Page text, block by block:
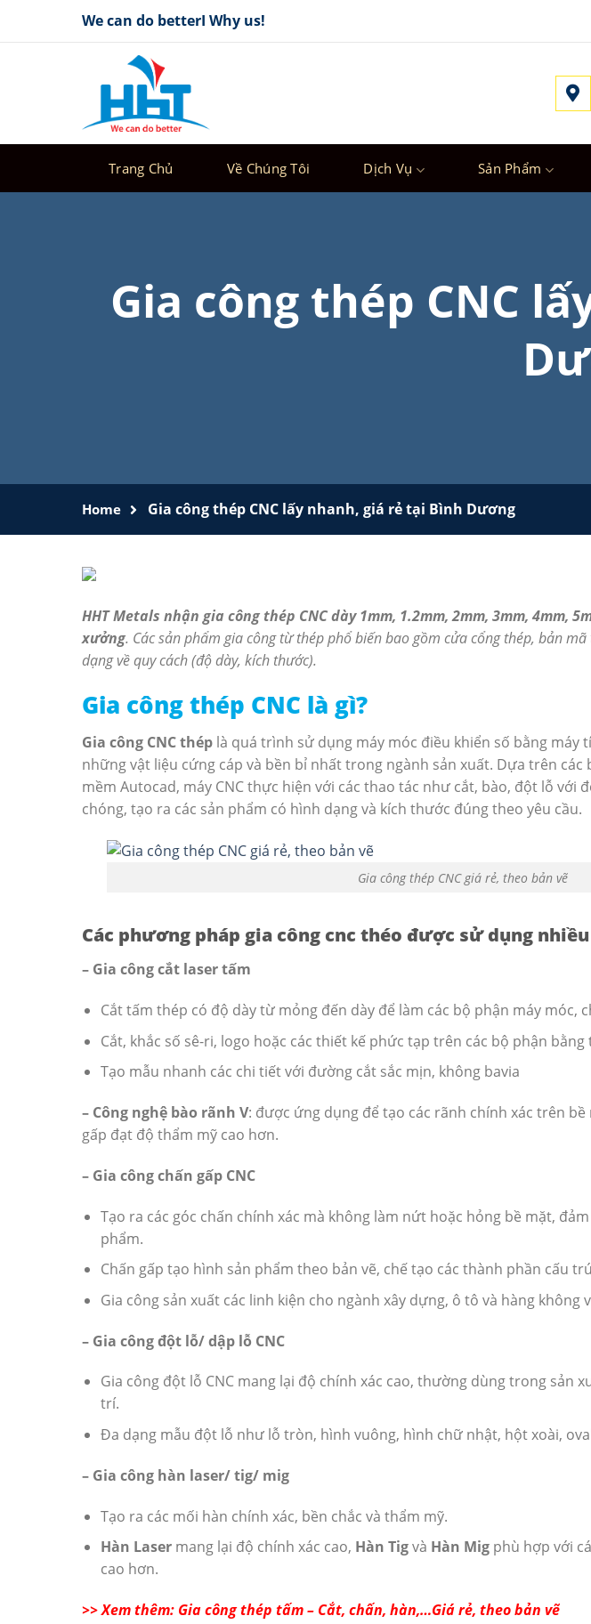
We can do betterI Why us!
Trang Chủ Về Chúng Tôi Dịch Vụ Sản Phẩm
Gia công thép CNC
Home Gia công thép CNC lấy nhanh, giá rẻ tại Bình Dương
HHT Metals nhận gia công thép CNC dày 1mm, 1.2mm, 2mm, 3mm, 4mm,
xưởng. Các sản phẩm gia công từ thép phổ biến bao gồm cửa cổng thép, bản
dạng về quy cách (độ dày, kích thước).
Gia công thép CNC là gì?
Gia công CNC thép là quá trình sử dụng máy móc điều khiển số bằng máy
những vật liệu cứng cáp và bền bỉ nhất trong ngành sản xuất. Dựa trên
mềm Autocad, máy CNC thực hiện với các thao tác như cắt, bào, đột lỗ với
chóng, tạo ra các sản phẩm có hình dạng và kích thước đúng theo yêu cầu.
Gia công thép CNC giá rẻ, theo bản vẽ
Các phương pháp gia công cnc théo được sử dụng
– Gia công cắt laser tấm
Cắt tấm thép có độ dày từ mỏng đến dày để làm các bộ phận máy móc,
Cắt, khắc số sê-ri, logo hoặc các thiết kế phức tạp trên các bộ phận bằng
Tạo mẫu nhanh các chi tiết với đường cắt sắc mịn, không bavia
– Công nghệ bào rãnh V: được ứng dụng để tạo các rãnh chính xác trên
gấp đạt độ thẩm mỹ cao hơn.
– Gia công chấn gấp CNC
Tạo ra các góc chấn chính xác mà không làm nứt hoặc hỏng bề mặt,
phẩm.
Chấn gấp tạo hình sản phẩm theo bản vẽ, chế tạo các thành phần cấu
Gia công sản xuất các linh kiện cho ngành xây dựng, ô tô và hàng không
– Gia công đột lỗ/ dập lỗ CNC
Gia công đột lỗ CNC mang lại độ chính xác cao, thường dùng trong sản
trí.
Đa dạng mẫu đột lỗ như lỗ tròn, hình vuông, hình chữ nhật, hột xoài,
– Gia công hàn laser/ tig/ mig
Tạo ra các mối hàn chính xác, bền chắc và thẩm mỹ.
Hàn Lasermang lại độ chính xác cao, Hàn Tigvà Hàn Migphù hợp với
cao hơn.
>> Xem thêm: Gia công thép tấm – Cắt, chấn, hàn,…Giá rẻ, theo bản vẽ